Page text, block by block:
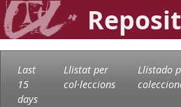
Last
15
days
Llistat per
col·leccions
Llistado